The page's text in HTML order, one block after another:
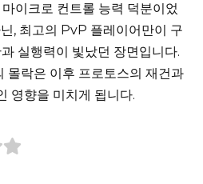
이크로 컨트롤 능력 덕분이었
, 최고의 PvP 플레이어만이 구
실행력이 빛났던 장면입니다.
몰락은 이후 프로토스의 재건과
영향을 미치게 됩니다.